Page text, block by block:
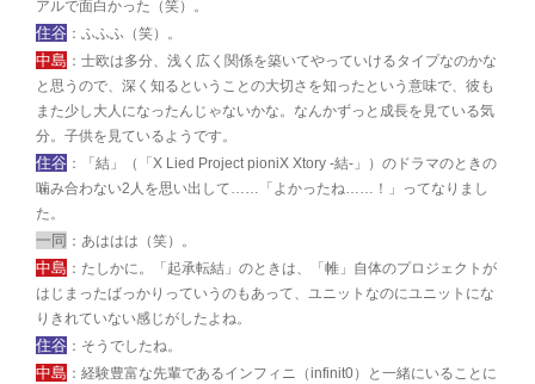
アルで面白かった（笑）。
住谷 ：ふふふ（笑）。
中島 ：士欧は多分、浅く広く関係を築いてやっていけるタイプなのかな
と思うので、深く知るということの大切さを知ったという意味で、彼も
また少し大人になったんじゃないかな。なんかずっと成長を見ている気
分。子供を見ているようです。
住谷 ：「結」（「X Lied Project pioniX Xtory -結-」）のドラマのときの
噛み合わない2人を思い出して……「よかったね……！」ってなりまし
た。
一同 ：あははは（笑）。
中島 ：たしかに。「起承転結」のときは、「帷」自体のプロジェクトが
はじまったばっかりっていうのもあって、ユニットなのにユニットにな
りきれていない感じがしたよね。
住谷 ：そうでしたね。
中島 ：経験豊富な先輩であるインフィニ（infinit0）と一緒にいることに